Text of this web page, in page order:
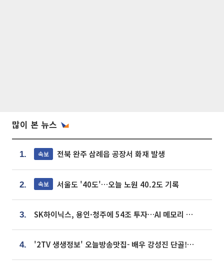
많이 본 뉴스
1. 속보 전북 완주 삼례읍 공장서 화재 발생
2. 속보 서울도 '40도'…오늘 노원 40.2도 기록
3. SK하이닉스, 용인·청주에 54조 투자…AI 메모리 생산기지 키운다
4. '2TV 생생정보' 오늘방송맛집- 배우 강성진 단골! 쌀국수ㆍ푸팟퐁 커리 맛집 '블○○○'